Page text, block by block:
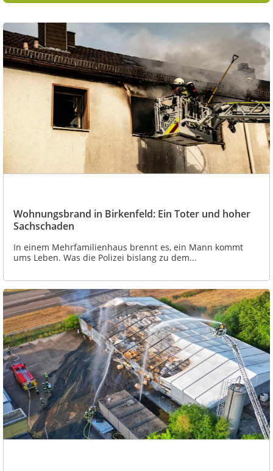
Wohnungsbrand in Birkenfeld: Ein Toter und hoher
Sachschaden
In einem Mehrfamilienhaus brennt es, ein Mann kommt
ums Leben. Was die Polizei bislang zu dem...